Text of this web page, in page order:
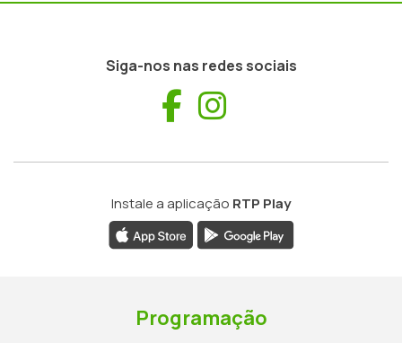
Siga-nos nas redes sociais
Facebook
Instale a aplicação RTP Play
Programação